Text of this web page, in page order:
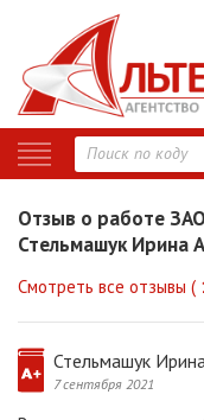
Отзыв о работе
Стельмашук Ирина
Смотреть все отзывы (
Стельмашук
7 сентября 2021